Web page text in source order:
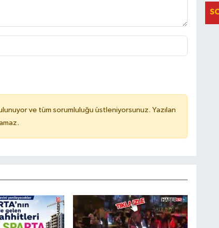
ve tüm sorumluluğu üstleniyorsunuz. Yazılan